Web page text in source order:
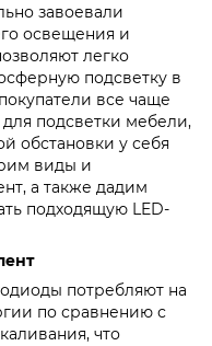
завоевали
освещения и
легко
подсветку в
все чаще
подсветки мебели,
обстановки у себя
виды и
а также дадим
подходящую LED-
потребляют на
по сравнению с
что